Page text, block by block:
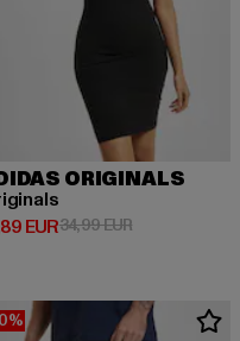
EUR
ORIGINALS
EUR Preis: 18,89 EUR
34,99 EURAktionspreis: